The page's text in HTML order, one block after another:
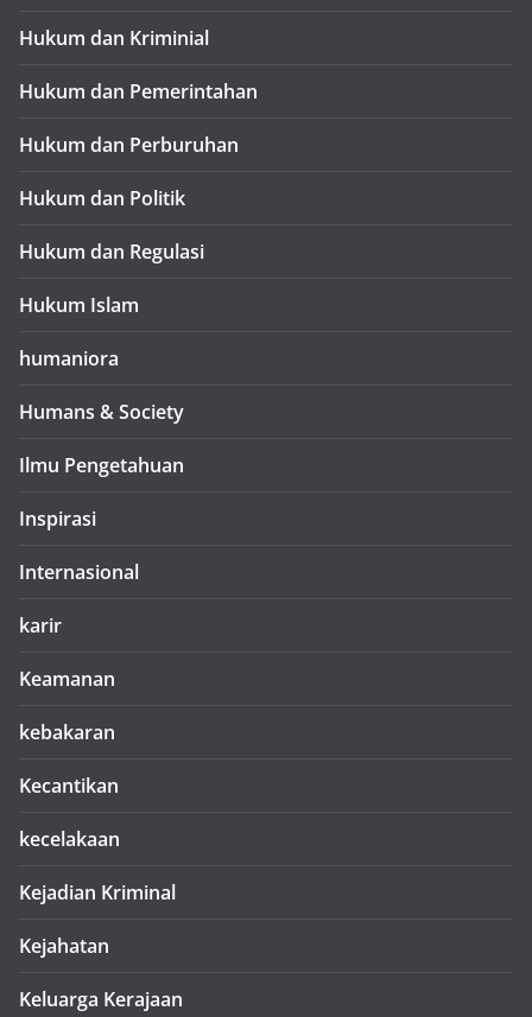
Hukum dan Kriminial
Hukum dan Pemerintahan
Hukum dan Perburuhan
Hukum dan Politik
Hukum dan Regulasi
Hukum Islam
humaniora
Humans & Society
Ilmu Pengetahuan
Inspirasi
Internasional
karir
Keamanan
kebakaran
Kecantikan
kecelakaan
Kejadian Kriminal
Kejahatan
Keluarga Kerajaan